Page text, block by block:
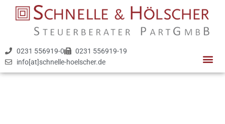
0231 556919-0
0231 556919-19
info[at]schnelle-hoelscher.de